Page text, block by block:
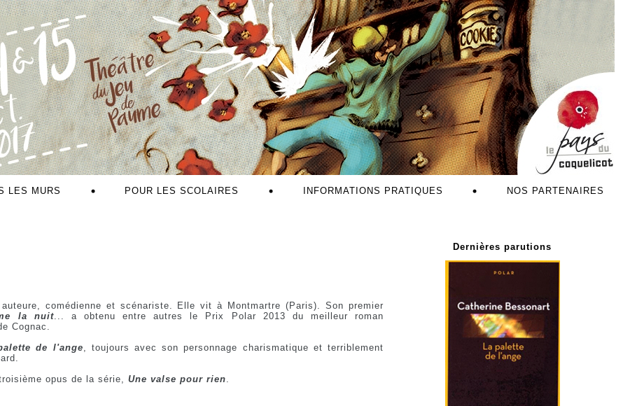
LES MURS POUR LES SCOLAIRES INFORMATIONS PRATIQUES NOS PARTENAIRES
comédienne et scénariste. Elle vit à Montmartre (Paris). Son premier
la nuit... a obtenu entre autres le Prix Polar 2013 du meilleur roman
Cognac.
de l'ange, toujours avec son personnage charismatique et terriblement
opus de la série, Une valse pour rien.
Dernières parutions